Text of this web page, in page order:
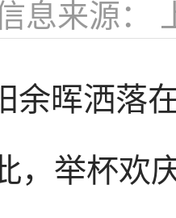
息来源：
余晖洒落
，举杯欢